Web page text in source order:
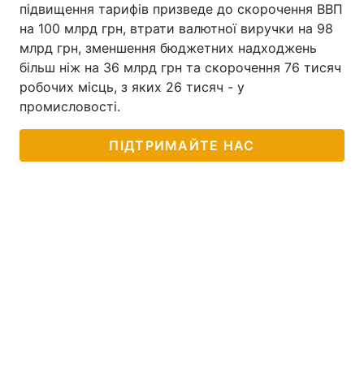
підвищення тарифів призведе до скорочення ВВП
на 100 млрд грн, втрати валютної виручки на 98
млрд грн, зменшення бюджетних надходжень
більш ніж на 36 млрд грн та скорочення 76 тисяч
робочих місць, з яких 26 тисяч - у
промисловості.
ПІДТРИМАЙТЕ НАС